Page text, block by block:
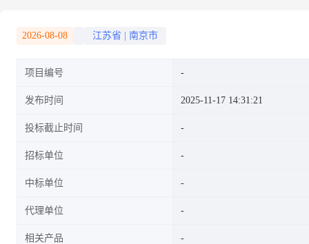
2026-08-08 江苏省 南京市
项目编号
发布时间 2025-11-17 14:31:21
投标截止时间
招标单位
中标单位
代理单位
相关产品